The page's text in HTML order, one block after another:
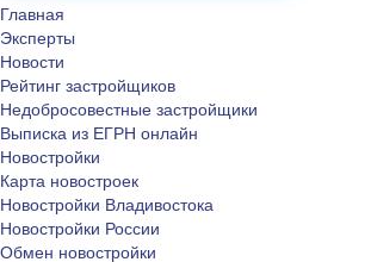
Главная
Эксперты
Новости
Рейтинг застройщиков
Недобросовестные застройщики
Выписка из ЕГРН онлайн
Новостройки
Карта новостроек
Новостройки Владивостока
Новостройки России
Обмен новостройки